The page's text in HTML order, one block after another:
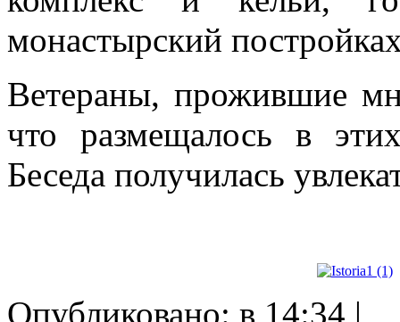
монастырский
Ветераны, прожившие
что размещалось в
Беседа получилась
Опубликовано: в 14:34 |